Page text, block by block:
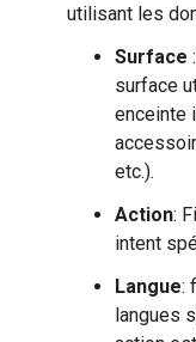
utilisant les
Surface
surface
enceinte
etc.).
Action:
intent
Langue:
langues